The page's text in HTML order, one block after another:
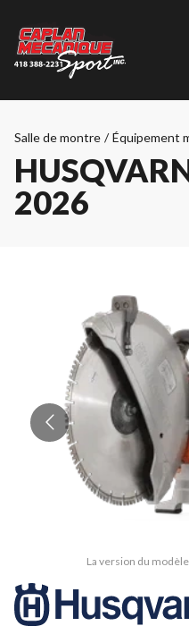
Salle de montre / Équipement
2026
La version du